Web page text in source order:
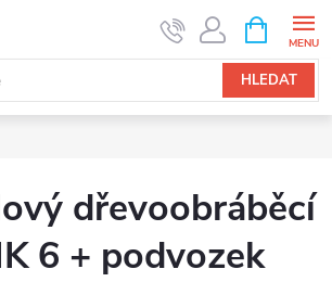
HLEDAT
NÁKUPNÍ
KOŠÍK
dřevoobráběcí
6 + podvozek